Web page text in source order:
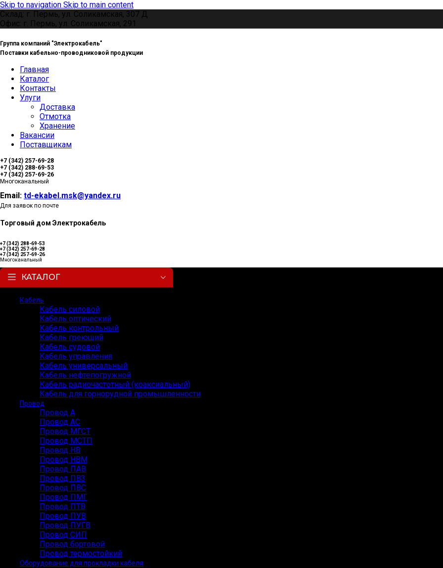
Skip to navigation Skip to main content
Склад: г. Пермь, ул. Соликамская, 307 Д
Офис: г. Пермь, ул. Соликамская, 291
Группа компаний "Электрокабель"
Поставки кабельно-проводниковой продукции
Главная
Каталог
Контакты
Улуги
Доставка
Отмотка
Хранение
Вакансии
Поставщикам
+7 (342) 257-69-28
+7 (342) 288-69-53
+7 (342) 257-69-26
Многоканальный
Email: td-ekabel.msk@yandex.ru
Для заявок по почте
Торговый дом Электрокабель
+7 (342) 288-69-53
+7 (342) 257-69-28
+7 (342) 257-69-26
Многоканальный
КАТАЛОГ
Кабель
Кабель силовой
Кабель оптический
Кабель контрольный
Кабель греющий
Кабель судовой
Кабель управления
Кабель универсальный
Кабель нефтепогружной
Кабель радиочастотный (коаксиальный)
Кабель для горнорудной промышленности
Провод
Провод А
Провод АС
Провод МГСТ
Провод МСТП
Провод НВ
Провод НВМ
Провод ПАВ
Провод ПВ3
Провод ПВС
Провод ПМГ
Провод ПТВ
Провод ПУВ
Провод ПУГВ
Провод СИП
Провод бортовой
Провод термостойкий
Оборудование для прокладки кабеля